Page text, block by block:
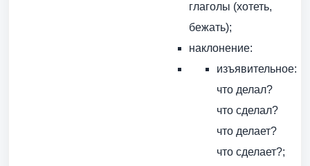
глаголы (хотеть,
бежать);
наклонение:
изъявительное:
что делал?
что сделал?
что делает?
что сделает?;